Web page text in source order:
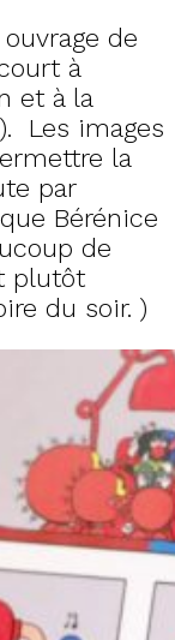
de
à
et à la
Les images
la
par
Bérénice
de
plutôt
du soir. )